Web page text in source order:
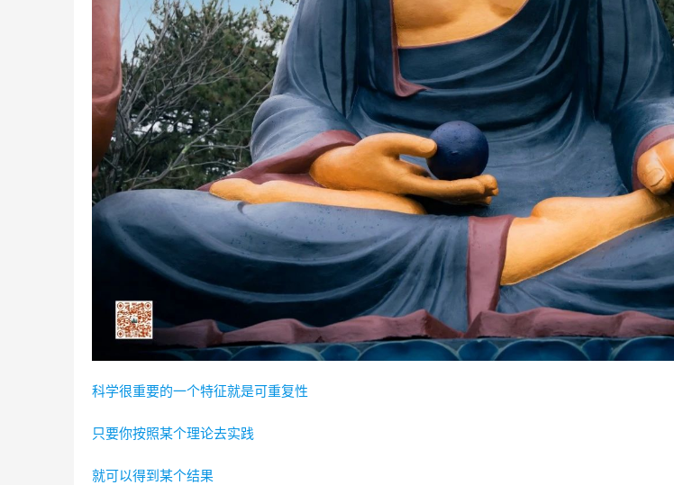
科学很重要的一个特征就是可重复性
只要你按照某个理论去实践
就可以得到某个结果